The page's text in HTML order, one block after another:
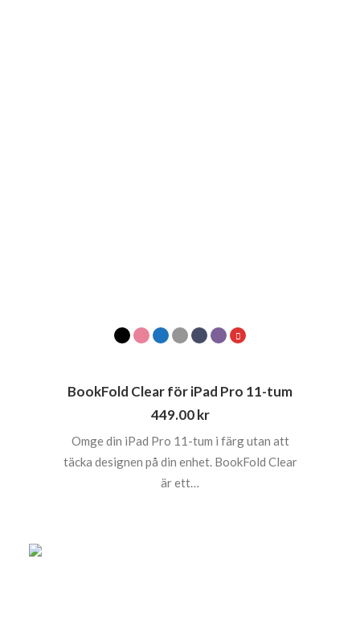
BookFold Clear för iPad Pro 11-tum
449.00kr
Omge din iPad Pro 11-tum i färg utan att
täcka designen på din enhet. BookFold Clear
är ett…